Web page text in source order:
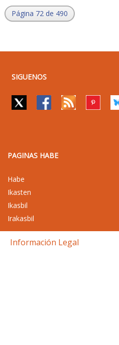
Página 72 de 490
SIGUENOS
PAGINAS HABE
Habe
Ikasten
Ikasbil
Irakasbil
Información Legal